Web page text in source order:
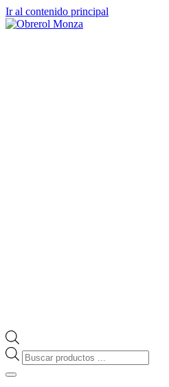
Ir al contenido principal
Búsqueda
de